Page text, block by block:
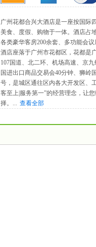
广州花都合兴大酒店是一座按国际
美食、度假、购物于一体。酒店占
各类豪华客房200余套、多功能会
酒店座落于广州市花都区，花都是
107国道、北二环、机场高速、京
国进出口商品交易会40分钟、狮岭
号，是城区通往区内各大开发区、
客至上|服务第一”的经营理念，让
择。 ... 查看全部